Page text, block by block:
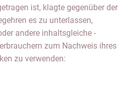
ist, klagte gegenüber der
es zu unterlassen,
andere inhaltsgleiche -
zum Nachweis ihres
zu verwenden: